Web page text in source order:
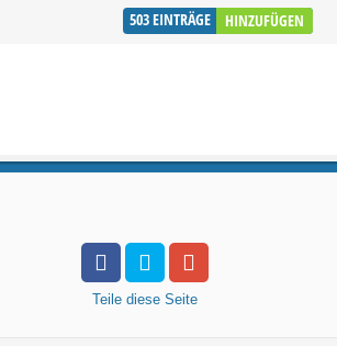
503EINTRÄGE HINZUFÜGEN
Teile diese Seite